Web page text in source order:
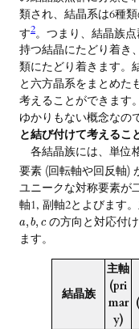
類され、結晶系は6種
す2。つまり、結晶族
持つ結晶にたどり着き
類にたどり着きます。
と六方晶系をまとめた
考えることができます
ゆかりもない概念なの
と結び付けて考えるこ
各結晶族には、単位
要素 (回転軸や回反軸)
ユニークな対称要素が
軸1, 副軸2とよびます
a, b, cの方向と対応付
ます。
結晶族
主軸
(pri
mar
y)